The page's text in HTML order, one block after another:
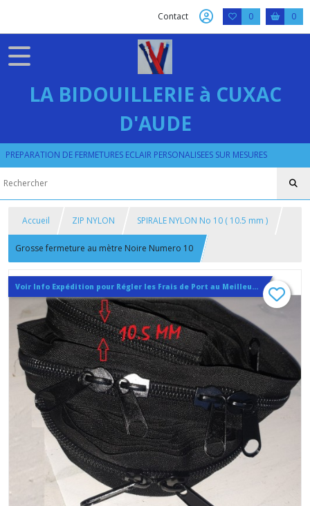
Contact 0 0
LA BIDOUILLERIE à CUXAC
D'AUDE
PREPARATION DE FERMETURES ECLAIR PERSONALISEES SUR MESURES
Accueil ZIP NYLON SPIRALE NYLON No 10 ( 10.5 mm )
Grosse fermeture au mètre Noire Numero 10
Voir Info Expédition pour Régler les Frais de Port au Meilleur Prix , En haut d'ecran à Droite